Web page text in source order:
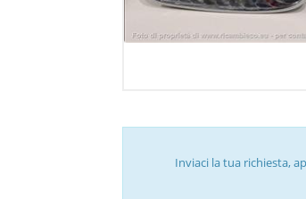
Inviaci la tua richiesta,